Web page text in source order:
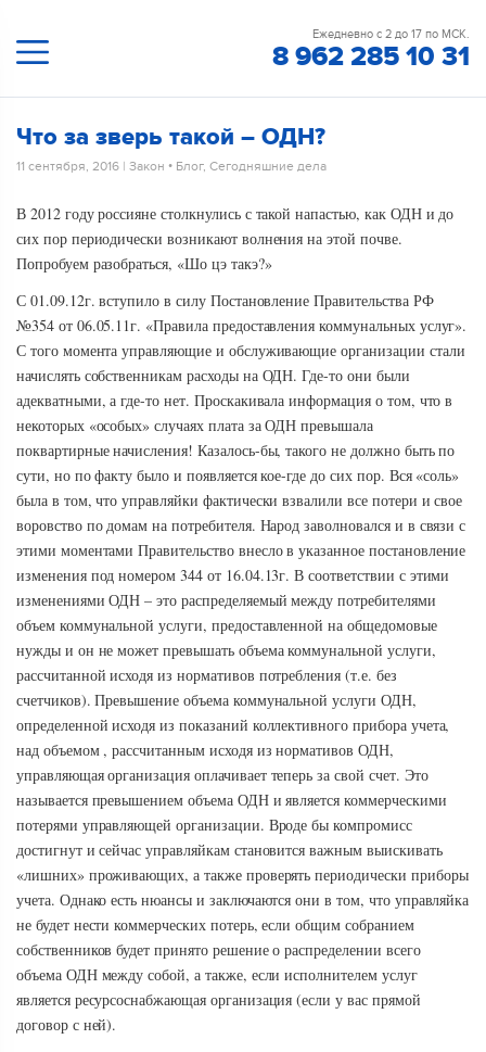
Ежедневно с 2 до 17 по МСК.
8 962 285 10 31
Что за зверь такой – ОДН?
11 сентября, 2016 | Закон • Блог, Сегодняшние дела
В 2012 году россияне столкнулись с такой напастью, как ОДН и до
сих пор периодически возникают волнения на этой почве.
Попробуем разобраться, «Шо цэ такэ?»
С 01.09.12г. вступило в силу Постановление Правительства РФ
№354 от 06.05.11г. «Правила предоставления коммунальных услуг».
С того момента управляющие и обслуживающие организации стали
начислять собственникам расходы на ОДН. Где-то они были
адекватными, а где-то нет. Проскакивала информация о том, что в
некоторых «особых» случаях плата за ОДН превышала
поквартирные начисления! Казалось-бы, такого не должно быть по
сути, но по факту было и появляется кое-где до сих пор. Вся «соль»
была в том, что управляйки фактически взвалили все потери и свое
воровство по домам на потребителя. Народ заволновался и в связи с
этими моментами Правительство внесло в указанное постановление
изменения под номером 344 от 16.04.13г. В соответствии с этими
изменениями ОДН – это распределяемый между потребителями
объем коммунальной услуги, предоставленной на общедомовые
нужды и он не может превышать объема коммунальной услуги,
рассчитанной исходя из нормативов потребления (т.е. без
счетчиков). Превышение объема коммунальной услуги ОДН,
определенной исходя из показаний коллективного прибора учета,
над объемом , рассчитанным исходя из нормативов ОДН,
управляющая организация оплачивает теперь за свой счет. Это
называется превышением объема ОДН и является коммерческими
потерями управляющей организации. Вроде бы компромисс
достигнут и сейчас управляйкам становится важным выискивать
«лишних» проживающих, а также проверять периодически приборы
учета. Однако есть нюансы и заключаются они в том, что управляйка
не будет нести коммерческих потерь, если общим собранием
собственников будет принято решение о распределении всего
объема ОДН между собой, а также, если исполнителем услуг
является ресурсоснабжающая организация (если у вас прямой
договор с ней).